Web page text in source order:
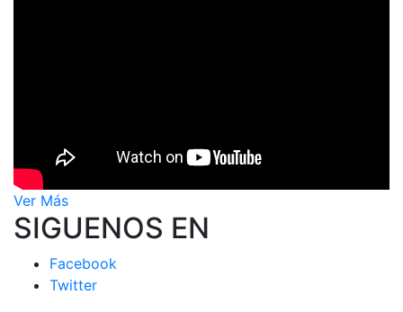
Ver Más
SIGUENOS EN
Facebook
Twitter